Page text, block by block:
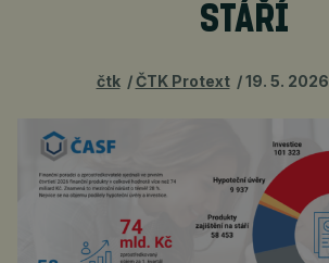
STÁŘÍ
čtk ČTK Protext 19. 5. 2026